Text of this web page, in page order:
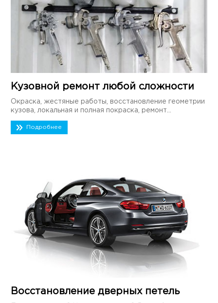
Кузовной ремонт любой сложности
Окраска, жестяные работы, восстановление геометрии
кузова, локальная и полная покраска, ремонт...
Подробнее
Восстановление дверных петель